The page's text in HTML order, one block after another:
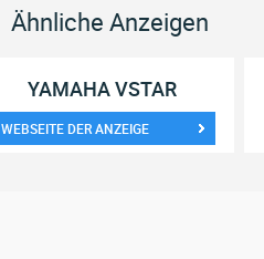
Ähnliche Anzeigen
YAMAHA VSTAR
WEBSEITE DER ANZEIGE